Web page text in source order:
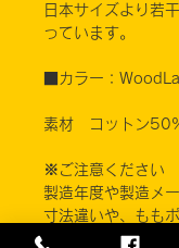
日本サイズより若
っています。
■カラー：
素材 コットン
※ご注意ください
製造年度や製造メ
寸法違いや、もも
いがあるため股下